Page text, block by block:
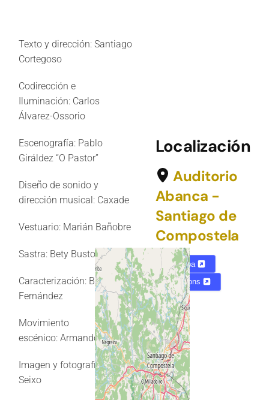
Texto y dirección: Santiago
Cortegoso
Codirección e
Iluminación: Carlos
Álvarez-Ossorio
Escenografía: Pablo
Giráldez “O Pastor”
Diseño de sonido y
dirección musical: Caxade
Vestuario: Marián Bañobre
Sastra: Bety Busto
Caracterización: Baia
Fernández
Movimiento
escénico: Armando Martén
Imagen y fotografía: Diego
Seixo
Localización
Auditorio
Abanca -
Santiago de
Compostela
Mapa
Directions